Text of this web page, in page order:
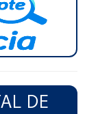
DE